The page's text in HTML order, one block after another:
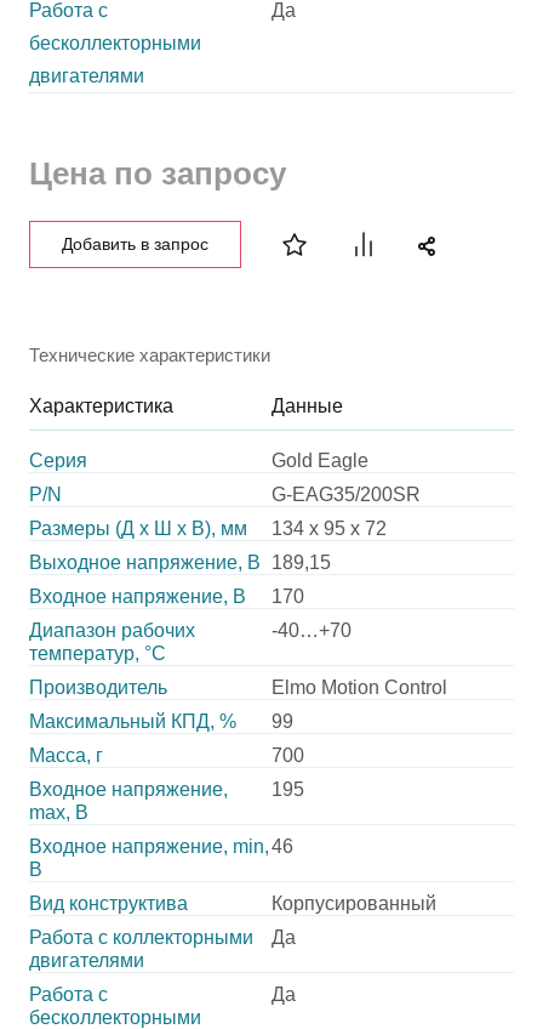
Работа с
бесколлекторными
двигателями
Да
Цена по запросу
Добавить в запрос
Технические характеристики
Характеристика Данные
Серия
Gold Eagle
P/N
G-EAG35/200SR
Размеры (Д х Ш х В), мм
134 x 95 x 72
Выходное напряжение, В
189,15
Входное напряжение, В
170
Диапазон рабочих
температур, °С
-40…+70
Производитель
Elmo Motion Control
Максимальный КПД, %
99
Масса, г
700
Входное напряжение,
max, В
195
Входное напряжение, min,
В
46
Вид конструктива
Корпусированный
Работа с коллекторными
двигателями
Да
Работа с
бесколлекторными
Да